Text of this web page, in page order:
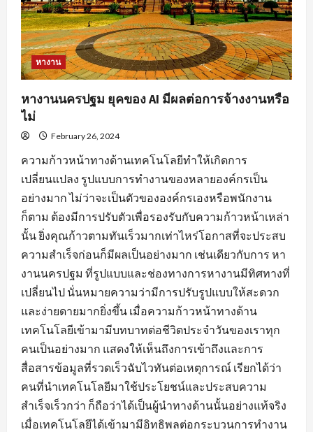
หางาน
หางานนครปฐม ยุคของ AI มีผลต่อการจ้างงานหรือ
ไม่
February 26, 2024
ความก้าวหน้าทางด้านเทคโนโลยีทำให้เกิดการ
เปลี่ยนแปลง รูปแบบการทำงานของหลายองค์กรเป็น
อย่างมาก ไม่ว่าจะเป็นตัวขององค์กรเองหรือพนักงาน
ก็ตาม ต้องมีการปรับตัวเพื่อรองรับกับความก้าวหน้าเหล่า
นั้น ยิ่งคุณก้าวตามทันเร็วมากเท่าไหร่โอกาสที่จะประสบ
ความสำเร็จก่อนก็มีผลเป็นอย่างมาก เช่นเดียวกับการ หา
งานนครปฐม ที่รูปแบบและช่องทางการหางานมีทิศทางที่
เปลี่ยนไป นั่นหมายความว่ามีการปรับรูปแบบให้สะดวก
และง่ายดายมากยิ่งขึ้น เมื่อความก้าวหน้าทางด้าน
เทคโนโลยีเข้ามามีบทบาทต่อชีวิตประจำวันของเราทุก
คนเป็นอย่างมาก แสดงให้เห็นถึงการเข้าถึงและการ
สื่อสารข้อมูลที่รวดเร็วฉับไวทันต่อเหตุการณ์ เรียกได้ว่า
คนที่นำเทคโนโลยีมาใช้ประโยชน์และประสบความ
สำเร็จเร็วกว่า ก็ถือว่าได้เป็นผู้นำทางด้านนั้นอย่างแท้จริง
เมื่อเทคโนโลยีได้เข้ามามีอิทธิพลต่อกระบวนการทำงาน